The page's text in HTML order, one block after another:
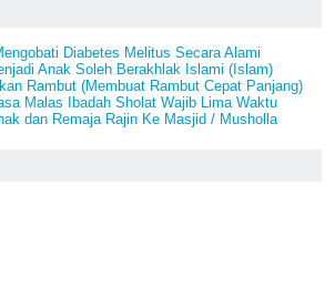
Diabetes Melitus Secara Alami
Anak Soleh Berakhlak Islami (Islam)
Rambut (Membuat Rambut Cepat Panjang)
Malas Ibadah Sholat Wajib Lima Waktu
dan Remaja Rajin Ke Masjid / Musholla